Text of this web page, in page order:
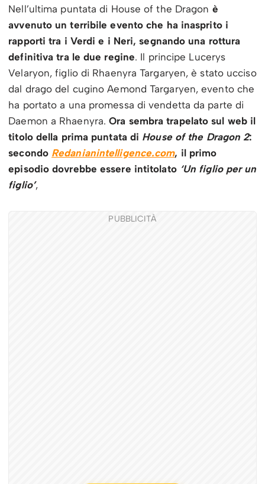
Nell’ultima puntata di House of the Dragon è
avvenuto un terribile evento che ha inasprito i
rapporti tra i Verdi e i Neri, segnando una rottura
definitiva tra le due regine. Il principe Lucerys
Velaryon, figlio di Rhaenyra Targaryen, è stato ucciso
dal drago del cugino Aemond Targaryen, evento che
ha portato a una promessa di vendetta da parte di
Daemon a Rhaenyra. Ora sembra trapelato sul web il
titolo della prima puntata di House of the Dragon 2:
secondo Redanianintelligence.com, il primo
episodio dovrebbe essere intitolato ‘Un figlio per un
figlio’,
PUBBLICITÀ